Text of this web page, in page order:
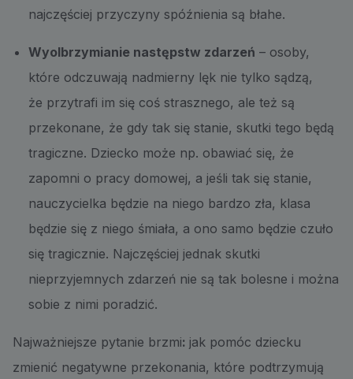
najczęściej przyczyny spóźnienia są błahe.
Wyolbrzymianie następstw zdarzeń – osoby,
które odczuwają nadmierny lęk nie tylko sądzą,
że przytrafi im się coś strasznego, ale też są
przekonane, że gdy tak się stanie, skutki tego będą
tragiczne. Dziecko może np. obawiać się, że
zapomni o pracy domowej, a jeśli tak się stanie,
nauczycielka będzie na niego bardzo zła, klasa
będzie się z niego śmiała, a ono samo będzie czuło
się tragicznie. Najczęściej jednak skutki
nieprzyjemnych zdarzeń nie są tak bolesne i można
sobie z nimi poradzić.
Najważniejsze pytanie brzmi: jak pomóc dziecku
zmienić negatywne przekonania, które podtrzymują